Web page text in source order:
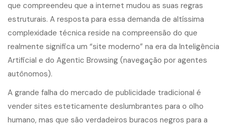
que compreendeu que a internet mudou as suas regras
estruturais. A resposta para essa demanda de altíssima
complexidade técnica reside na compreensão do que
realmente significa um “site moderno” na era da Inteligência
Artificial e do Agentic Browsing (navegação por agentes
autônomos).
A grande falha do mercado de publicidade tradicional é
vender sites esteticamente deslumbrantes para o olho
humano, mas que são verdadeiros buracos negros para a